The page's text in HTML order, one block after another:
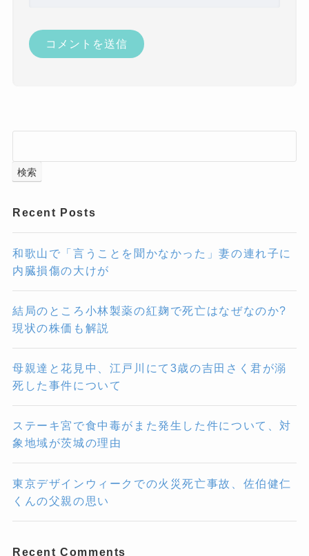
検索
Recent Posts
和歌山で「言うことを聞かなかった」妻の連れ子に
内臓損傷の大けが
結局のところ小林製薬の紅麹で死亡はなぜなのか?
現状の株価も解説
母親達と花見中、江戸川にて3歳の吉田さく君が溺
死した事件について
ステーキ宮で食中毒がまた発生した件について、対
象地域が茨城の理由
東京デザインウィークでの火災死亡事故、佐伯健仁
くんの父親の思い
Recent Comments